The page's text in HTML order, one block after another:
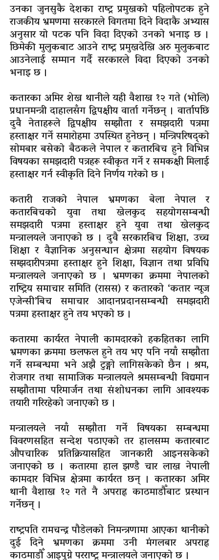
उनका जुनसुकै देशका राष्ट्र प्रमुखको पहिलोपटक हुने
राजकीय भ्रमणमा सरकारले विगतमा दिने विदाकै अभ्यास
अनुसार यो पटक पनि विदा दिएको उनको भनाइ छ ।
छिमेकी मुलुकबाट आउने राष्ट्र प्रमुखदेखि अरु मुलुकबाट
आउनेलाई सम्मान गर्दै सरकारले विदा दिएको उनको
भनाइ छ ।
कतारका अमिर शेख थानीले यही वैशाख १२ गते (भोलि)
प्रधानमन्त्री दाहालसँग द्विपक्षीय वार्ता गर्नेछन् । वार्तापछि
दुवै नेताहरूले द्विपक्षीय सम्झौता र समझदारी पत्रमा
हस्ताक्षर गर्ने समारोहमा उपस्थित हुनेछन् । मन्त्रिपरिषद्को
सोमबार बसेको बैठकले नेपाल र कतारबिच हुने विभिन्न
विषयका समझदारी पत्रहरू स्वीकृत गर्ने र समकक्षी मिलाई
हस्ताक्षर गर्न स्वीकृति दिने निर्णय गरेको छ ।
कतारी राजको नेपाल भ्रमणका बेला नेपाल र
कतारबिचको युवा तथा खेलकुद सहयोगसम्बन्धी
समझदारी पत्रमा हस्ताक्षर हुने युवा तथा खेलकुद
मन्त्रालयले जनाएको छ । दुवै सरकारबिच शिक्षा, उच्च
शिक्षा र वैज्ञानिक अनुसन्धान क्षेत्रमा सहयोग विषयक
सम्झदारीपत्रमा हस्ताक्षर हुने शिक्षा, विज्ञान तथा प्रविधि
मन्त्रालयले जनाएको छ । भ्रमणका क्रममा नेपालको
राष्ट्रिय समाचार समिति (रासस) र कतारको ‘कतार न्यूज
एजेन्सी’बिच समाचार आदानप्रदानसम्बन्धी समझदारी
पत्रमा हस्ताक्षर हुने तय भएको छ ।
कतारमा कार्यरत नेपाली कामदारको हकहितका लागि
भ्रमणका क्रममा छलफल हुने तय भए पनि नयाँ सम्झौता
गर्ने सम्बन्धमा भने अझै टुङ्गो लागिसकेको छैन । श्रम,
रोजगार तथा सामाजिक मन्त्रालयले श्रमसम्बन्धी विद्यमान
सम्झौतामा परिमार्जन तथा संशोधनका लागि आवश्यक
तयारी गरिरहेको जनाएको छ ।
मन्त्रालयले नयाँ सम्झौता गर्ने विषयका सम्बन्धमा
विवरणसहित सन्देश पठाएको तर हालसम्म कतारबाट
औपचारिक प्रतिक्रियासहित जानकारी आइनसकेको
जनाएको छ । कतारमा हाल झण्डै चार लाख नेपाली
कामदार विभिन्न क्षेत्रमा कार्यरत छन् । कतारका अमिर
थानी वैशाख १२ गते नै अपराह्न काठमाडौँबाट प्रस्थान
गर्नेछन् ।
राष्ट्रपति रामचन्द्र पौडेलको निमन्त्रणामा आएका थानीको
दुई दिने भ्रमणका क्रममा उनी मंगलबार अपराह्न